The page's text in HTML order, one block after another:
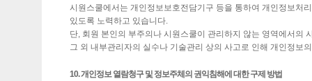
시원스쿨에서는 개인정보보호전담기구 등을 통하여 개인정보처
있도록 노력하고 있습니다.
단, 회원 본인의 부주의나 시원스쿨이 관리하지 않는 영역에서의
그 외 내부관리자의 실수나 기술관리 상의 사고로 인해 개인정보
10. 개인정보 열람청구 및 정보주체의 권익침해에 대한 구제 방법